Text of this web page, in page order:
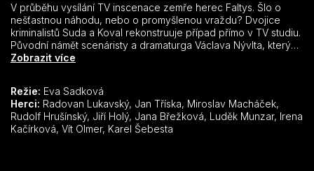
V průběhu vysílání TV inscenace zemře herec Faltys. Šlo o
nešťastnou náhodu, nebo o promyšlenou vraždu? Dvojice
kriminalistů Suda a Koval rekonstruuje případ přímo v TV studiu.
Původní námět scenáristy a dramaturga Václava Nývlta, který
se později uplatnil jako dramatizátor a filmový adaptátor próz
Zobrazit více
Režie: Eva Sadková
Herci:
Rudolf Hrušínský, Jiří Holý, Jana Břežková, Luděk Munzar, Irena
Kačírková, Vít Olmer, Karel Šebesta